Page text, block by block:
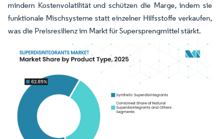
mindern Kostenvolatilität und schützen die Marge, indem sie
funktionale Mischsysteme statt einzelner Hilfsstoffe verkaufen,
was die Preisresilienz im Markt für Supersprengmittel stärkt.